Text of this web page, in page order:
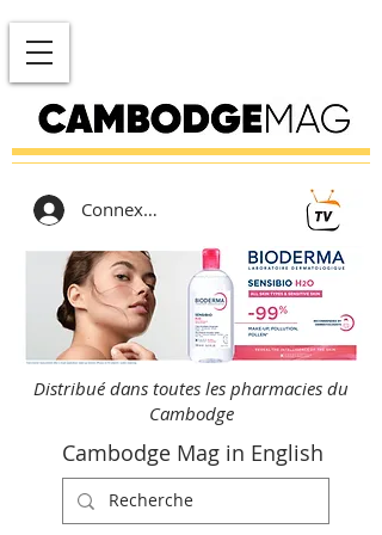
Connexion
Distribué dans toutes les pharmacies du
Cambodge
Cambodge Mag in English